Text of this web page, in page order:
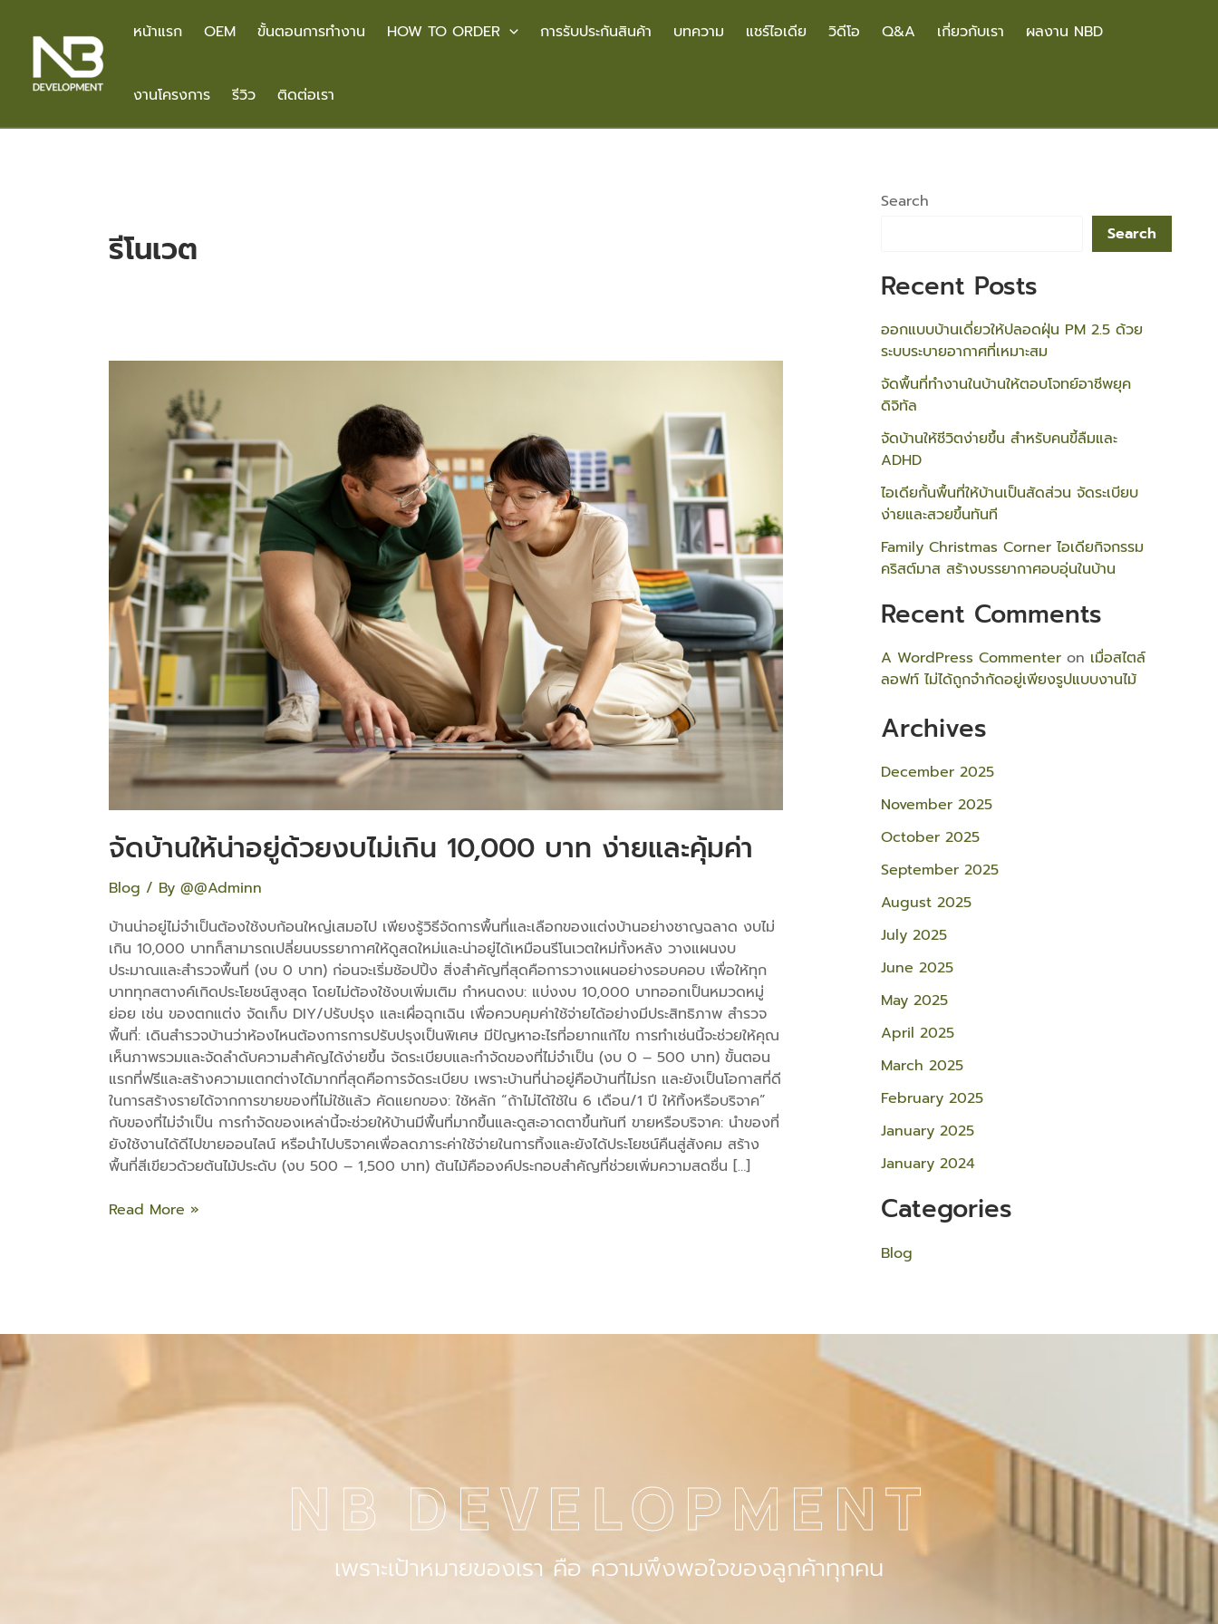
content
หน้าแรก OEM ขั้นตอนการทำงาน HOW TO ORDER การรับประกันสินค้า บทความ แชร์ไอเดีย วิดีโอ Q&A เกี่ยวกับเรา ผลงาน NBD
งานโครงการ รีวิว ติดต่อเรา
รีโนเวต
จัดบ้านให้น่าอยู่ด้วยงบไม่เกิน 10,000 บาท ง่ายและคุ้มค่า
Blog / By @@Adminn
บ้านน่าอยู่ไม่จำเป็นต้องใช้งบก้อนใหญ่เสมอไป เพียงรู้วิธีจัดการพื้นที่และเลือกของแต่งบ้านอย่างชาญฉลาด งบไม่
เกิน 10,000 บาทก็สามารถเปลี่ยนบรรยากาศให้ดูสดใหม่และน่าอยู่ได้เหมือนรีโนเวตใหม่ทั้งหลัง วางแผนงบ
ประมาณและสำรวจพื้นที่ (งบ 0 บาท) ก่อนจะเริ่มช้อปปิ้ง สิ่งสำคัญที่สุดคือการวางแผนอย่างรอบคอบ เพื่อให้ทุก
บาททุกสตางค์เกิดประโยชน์สูงสุด โดยไม่ต้องใช้งบเพิ่มเติม กำหนดงบ: แบ่งงบ 10,000 บาทออกเป็นหมวดหมู่
ย่อย เช่น ของตกแต่ง จัดเก็บ DIY/ปรับปรุง และเผื่อฉุกเฉิน เพื่อควบคุมค่าใช้จ่ายได้อย่างมีประสิทธิภาพ สำรวจ
พื้นที่: เดินสำรวจบ้านว่าห้องไหนต้องการการปรับปรุงเป็นพิเศษ มีปัญหาอะไรที่อยากแก้ไข การทำเช่นนี้จะช่วยให้คุณ
เห็นภาพรวมและจัดลำดับความสำคัญได้ง่ายขึ้น จัดระเบียบและกำจัดของที่ไม่จำเป็น (งบ 0 – 500 บาท) ขั้นตอน
แรกที่ฟรีและสร้างความแตกต่างได้มากที่สุดคือการจัดระเบียบ เพราะบ้านที่น่าอยู่คือบ้านที่ไม่รก และยังเป็นโอกาสที่ดี
ในการสร้างรายได้จากการขายของที่ไม่ใช้แล้ว คัดแยกของ: ใช้หลัก “ถ้าไม่ได้ใช้ใน 6 เดือน/1 ปี ให้ทิ้งหรือบริจาค”
กับของที่ไม่จำเป็น การกำจัดของเหล่านี้จะช่วยให้บ้านมีพื้นที่มากขึ้นและดูสะอาดตาขึ้นทันที ขายหรือบริจาค: นำของที่
ยังใช้งานได้ดีไปขายออนไลน์ หรือนำไปบริจาคเพื่อลดภาระค่าใช้จ่ายในการทิ้งและยังได้ประโยชน์คืนสู่สังคม สร้าง
พื้นที่สีเขียวด้วยต้นไม้ประดับ (งบ 500 – 1,500 บาท) ต้นไม้คือองค์ประกอบสำคัญที่ช่วยเพิ่มความสดชื่น […]
งบ
ไม่
เกิน
10,000
บาท
ง่าย
และ
คุ้ม
ค่า
Read More »
Search
Search
Recent Posts
ออกแบบบ้านเดี่ยวให้ปลอดฝุ่น PM 2.5 ด้วย
ระบบระบายอากาศที่เหมาะสม
จัดพื้นที่ทำงานในบ้านให้ตอบโจทย์อาชีพยุค
ดิจิทัล
จัดบ้านให้ชีวิตง่ายขึ้น สำหรับคนขี้ลืมและ
ADHD
ไอเดียกั้นพื้นที่ให้บ้านเป็นสัดส่วน จัดระเบียบ
ง่ายและสวยขึ้นทันที
Family Christmas Corner ไอเดียกิจกรรม
คริสต์มาส สร้างบรรยากาศอบอุ่นในบ้าน
Recent Comments
A WordPress Commenter on เมื่อสไตล์
ลอฟท์ ไม่ได้ถูกจำกัดอยู่เพียงรูปแบบงานไม้
Archives
December 2025
November 2025
October 2025
September 2025
August 2025
July 2025
June 2025
May 2025
April 2025
March 2025
February 2025
January 2025
January 2024
Categories
Blog
NB DEVELOPMENT
เพราะเป้าหมายของเรา คือ ความพึงพอใจของลูกค้าทุกคน